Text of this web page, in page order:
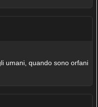
umani, quando sono orfani